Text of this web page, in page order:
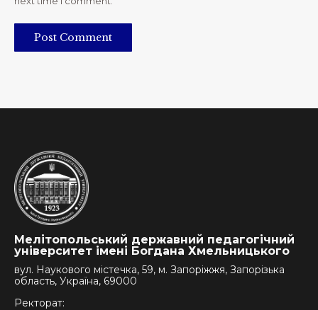
Post Comment
Мелітопольський державний педагогічний
університет імені Богдана Хмельницького
вул. Наукового містечка, 59, м. Запоріжжя, Запорізька
область, Україна, 69000
Ректорат: